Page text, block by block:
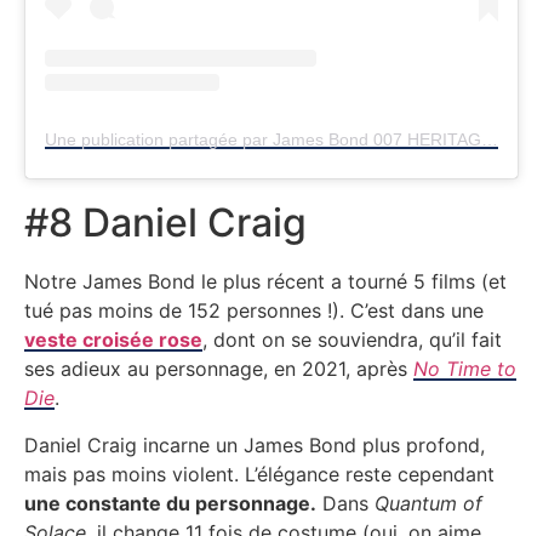
#8 Daniel Craig
Notre James Bond le plus récent a tourné 5 films (et
tué pas moins de 152 personnes !). C’est dans une
veste croisée rose, dont on se souviendra, qu’il fait
ses adieux au personnage, en 2021, après No Time to
Die.
Daniel Craig incarne un James Bond plus profond,
mais pas moins violent. L’élégance reste cependant
une constante du personnage. Dans Quantum of